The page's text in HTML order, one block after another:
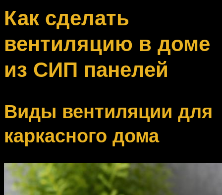
Меню
Как сделать
вентиляцию в доме
из СИП панелей
Виды вентиляции для
каркасного дома